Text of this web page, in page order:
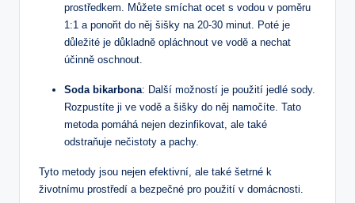
prostředkem. Můžete smíchat ocet s vodou v poměru
1:1 a ponořit do něj šišky na 20-30 minut. Poté je
důležité je důkladně opláchnout ve vodě a nechat
účinně oschnout.
Soda bikarbona: Další možností je použití jedlé sody.
Rozpustíte ji ve vodě a šišky do něj namočíte. Tato
metoda pomáhá nejen dezinfikovat, ale také
odstraňuje nečistoty a pachy.
Tyto metody jsou nejen efektivní, ale také šetrné k
životnímu prostředí a bezpečné pro použití v domácnosti.